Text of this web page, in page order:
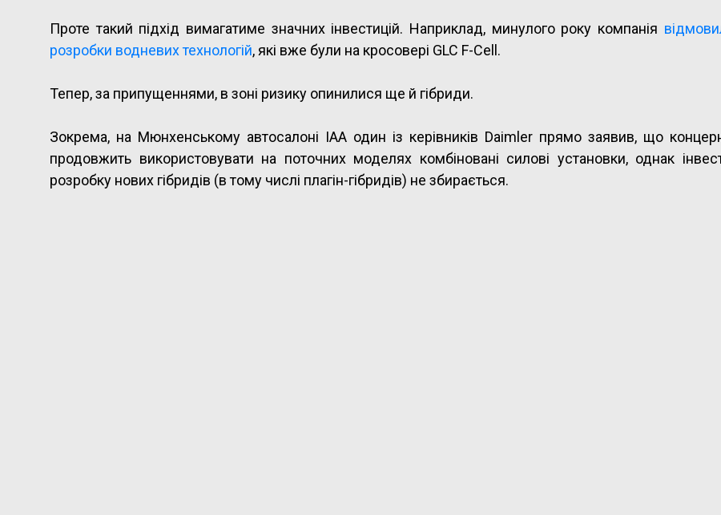
Проте такий підхід вимагатиме значних інвестицій. Наприклад, минулого року компанія
розробки водневих технологій, які вже були на кросовері GLC F-Cell.
Тепер, за припущеннями, в зоні ризику опинилися ще й гібриди.
Зокрема, на Мюнхенському автосалоні IAA один із керівників Daimler прямо заявив, що
продовжить використовувати на поточних моделях комбіновані силові установки, однак
розробку нових гібридів (в тому числі плагін-гібридів) не збирається.